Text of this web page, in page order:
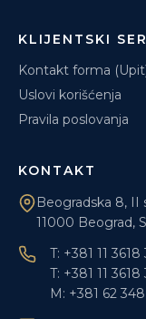
KLIJENTSKI
Kontakt forma
Uslovi korišćenja
Pravila poslovanja
KONTAKT
Beogradska 8, II
11000 Beograd,
T: +381 11 3618
T: +381 11 3618
M: +381 62